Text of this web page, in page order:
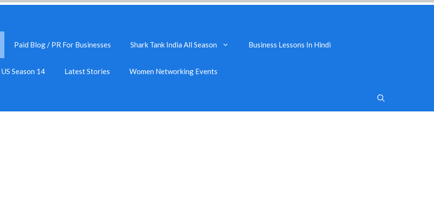
Paid Blog / PR For Businesses Shark Tank India All Season Business Lessons In Hindi
Season 14 Latest Stories Women Networking Events